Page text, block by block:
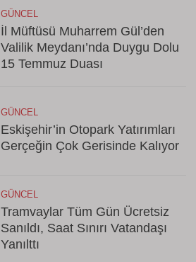
GÜNCEL
İl Müftüsü Muharrem Gül’den
Valilik Meydanı’nda Duygu Dolu
15 Temmuz Duası
GÜNCEL
Eskişehir’in Otopark Yatırımları
Gerçeğin Çok Gerisinde Kalıyor
GÜNCEL
Tramvaylar Tüm Gün Ücretsiz
Sanıldı, Saat Sınırı Vatandaşı
Yanılttı